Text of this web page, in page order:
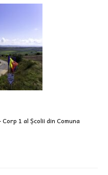
1 al Școlii din Comuna